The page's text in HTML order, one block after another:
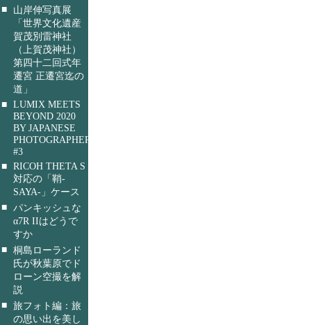
■
山岸伸写真展
「世界文化遺産
賀茂別雷神社
（上賀茂神社）
第四十二回式年
遷宮 正遷宮迄の
道」
■ LUMIX MEETS
BEYOND 2020
BY JAPANESE
PHOTOGRAPHERS
#3
■ RICOH THETA S
対応の「鞘-
SAYA-」ケース
■ パンキッシュな
α7R IIはどうで
すか
■ 桐島ローランド
氏が秋葉原でド
ローン空撮を解
説
■ 旅フォト編：旅
の思い出を美し